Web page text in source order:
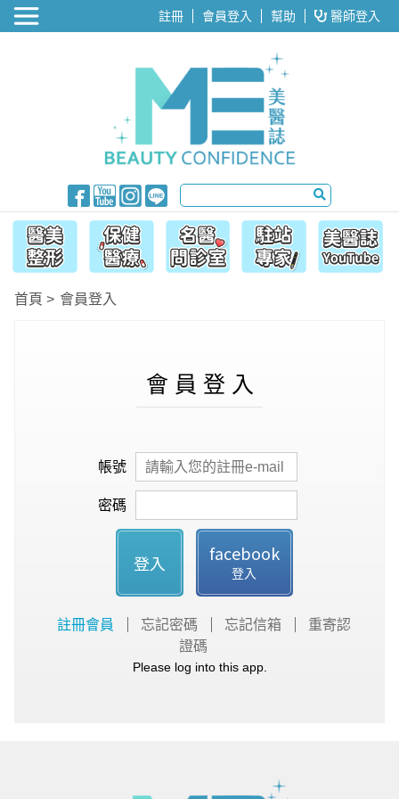
醫美整形 註冊 會員登入 幫助 醫師登入
首頁 會員登入
會 員 登 入
帳號
密碼
登入 facebook
登入
註冊會員 忘記密碼 忘記信箱
重寄認
證碼
Please log into this app.